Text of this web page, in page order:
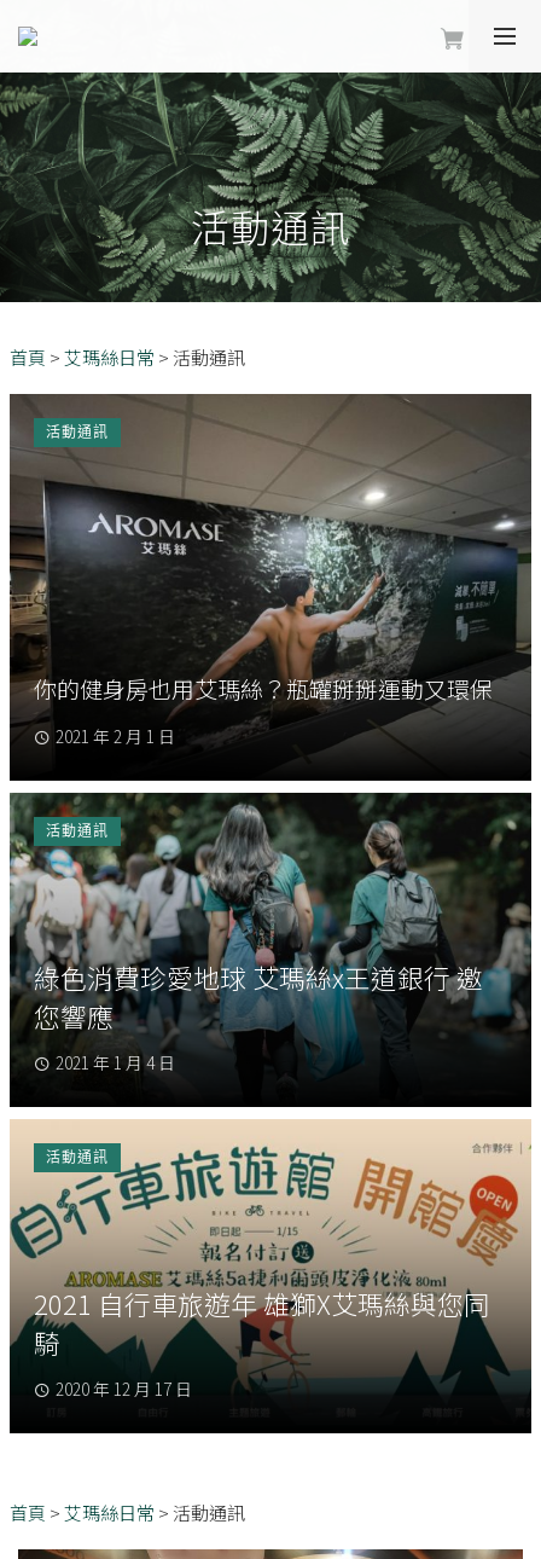
活動通訊
首頁 >艾瑪絲日常 > 活動通訊
你的健身房也用艾瑪絲？瓶罐掰掰運動又環保
2021 年 2 月 1 日
活動通訊
綠色消費珍愛地球 艾瑪絲x王道銀行 邀
您響應
2021 年 1 月 4 日
活動通訊
2021 自行車旅遊年 雄獅X艾瑪絲與您同
騎
2020 年 12 月 17 日
活動通訊
首頁 >艾瑪絲日常 > 活動通訊